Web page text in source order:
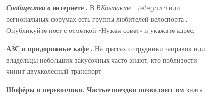
Сообщества в интернете . В ВКонтакте Telegramили
региональных форумах есть группы любителей велоспорта .
Опубликуйте пост с отметкой «Нужен совет» и укажите адрес.
АЗС и придорожные кафе . На трассах сотрудники заправок или
владельцы небольших закусочных часто знают, кто поблизости
чинит двухколесный транспорт .
Шофёры и перевозчики. Частые поездки позволяют им знать